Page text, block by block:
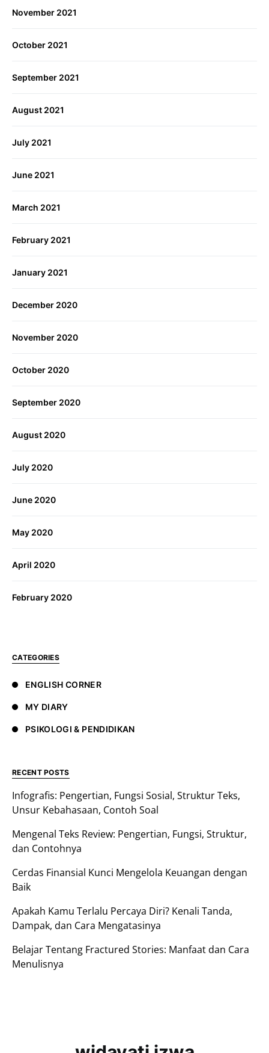
November 2021
October 2021
September 2021
August 2021
July 2021
June 2021
March 2021
February 2021
January 2021
December 2020
November 2020
October 2020
September 2020
August 2020
July 2020
June 2020
May 2020
April 2020
February 2020
CATEGORIES
ENGLISH CORNER
MY DIARY
PSIKOLOGI & PENDIDIKAN
RECENT POSTS
Infografis: Pengertian, Fungsi Sosial, Struktur Teks,
Unsur Kebahasaan, Contoh Soal
Mengenal Teks Review: Pengertian, Fungsi, Struktur,
dan Contohnya
Cerdas Finansial Kunci Mengelola Keuangan dengan
Baik
Apakah Kamu Terlalu Percaya Diri? Kenali Tanda,
Dampak, dan Cara Mengatasinya
Belajar Tentang Fractured Stories: Manfaat dan Cara
Menulisnya